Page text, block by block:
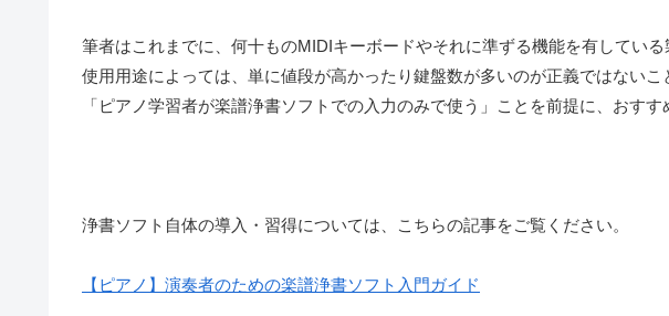
筆者はこれまでに、何十ものMIDIキーボードやそれに準ずる機能を有している
使用用途によっては、単に値段が高かったり鍵盤数が多いのが正義ではないこ
「ピアノ学習者が楽譜浄書ソフトでの入力のみで使う」ことを前提に、おす
浄書ソフト自体の導入・習得については、こちらの記事をご覧ください。
【ピアノ】演奏者のための楽譜浄書ソフト入門ガイド